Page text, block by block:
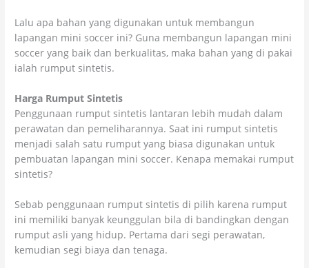
Lalu apa bahan yang digunakan untuk membangun
lapangan mini soccer ini? Guna membangun lapangan mini
soccer yang baik dan berkualitas, maka bahan yang di pakai
ialah rumput sintetis.
Harga Rumput Sintetis
Penggunaan rumput sintetis lantaran lebih mudah dalam
perawatan dan pemeliharannya. Saat ini rumput sintetis
menjadi salah satu rumput yang biasa digunakan untuk
pembuatan lapangan mini soccer. Kenapa memakai rumput
sintetis?
Sebab penggunaan rumput sintetis di pilih karena rumput
ini memiliki banyak keunggulan bila di bandingkan dengan
rumput asli yang hidup. Pertama dari segi perawatan,
kemudian segi biaya dan tenaga.